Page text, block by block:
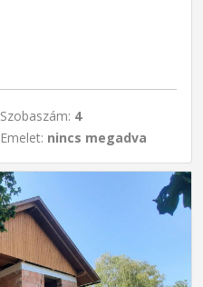
Szobaszám: 4
Emelet: nincs megadva